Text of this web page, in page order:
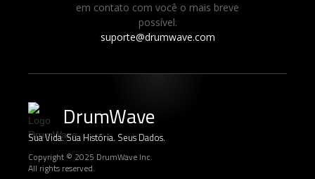
em contato com você o mais breve
possível.
suporte@drumwave.com
DrumWave
Sua Vida. Sua História. Seus Dados.
Copyright © 2025 DrumWave Inc.
All rights reserved.